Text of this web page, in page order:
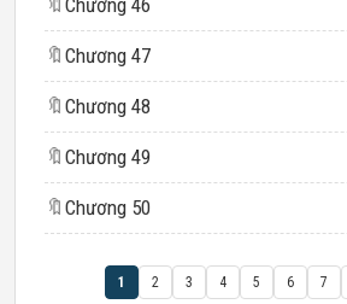
🔖 Chương 46
🔖 Chương 47
🔖 Chương 48
🔖 Chương 49
🔖 Chương 50
1 2 3 4 5 6 7